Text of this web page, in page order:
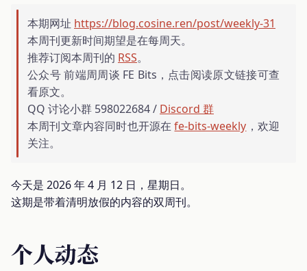
本期网址 https://blog.cosine.ren/post/weekly-31
本周刊更新时间期望是在每周天。
推荐订阅本周刊的 RSS。
公众号 前端周周谈 FE Bits，点击阅读原文链接可查
看原文。
QQ 讨论小群 598022684 / Discord 群
本周刊文章内容同时也开源在fe-bits-weekly ，欢迎
关注。
今天是 2026 年 4 月 12 日，星期日。
这期是带着清明放假的内容的双周刊。
个人动态